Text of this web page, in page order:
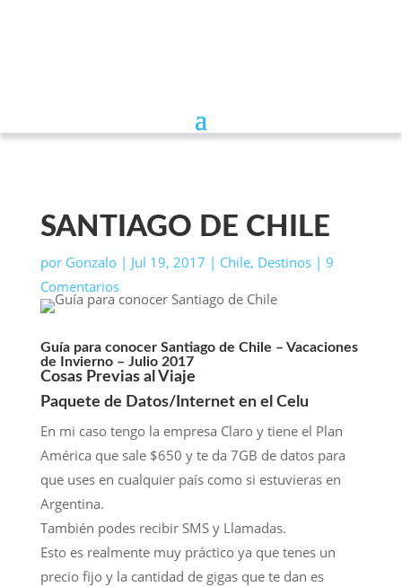
SANTIAGO DE CHILE
por Gonzalo| Jul 19, 2017 | Chile, Destinos| 9
Comentarios
Guía para conocer Santiago de Chile – Vacaciones
de Invierno – Julio 2017
Cosas Previas al Viaje
Paquete de Datos/Internet en el Celu
En mi caso tengo la empresa Claro y tiene el Plan
América que sale $650 y te da 7GB de datos para
que uses en cualquier país como si estuvieras en
Argentina.
También podes recibir SMS y Llamadas.
Esto es realmente muy práctico ya que tenes un
precio fijo y la cantidad de gigas que te dan es